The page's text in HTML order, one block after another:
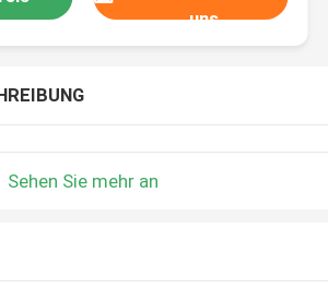
uns
Sehen Sie mehr an